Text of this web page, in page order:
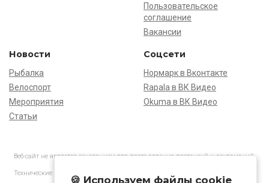
Пользовательское
соглашение
Вакансии
Новости
Рыбалка
Велоспорт
Мероприятия
Статьи
Соцсети
Нормарк в Вконтакте
Rapala в ВК Видео
Okuma в ВК Видео
Веб-сайт не является основанием для предъявления претензий и рекламаций,
Технические характеристики товаров могут отличаться от указанных на сайте.
🍪 Используем файлы cookie